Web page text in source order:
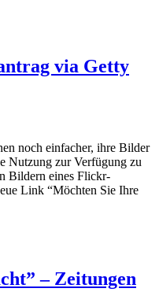
via Getty
noch einfacher, ihre Bilder
Nutzung zur Verfügung zu
Bildern eines Flickr-
Link “Möchten Sie Ihre
– Zeitungen